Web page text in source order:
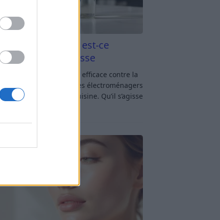
blanc et four est-ce
contre la graisse
blanc et four : est-ce efficace contre la
? Le four fait partie des électroménagers
sollicités dans une cuisine. Qu’il s’agisse